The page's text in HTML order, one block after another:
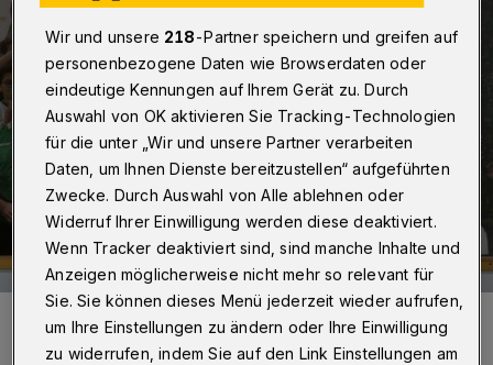
Kann der RSC auch im Europapokal mit seinen Fans jubeln?
Foto: Dirk Freund
Wir und unsere 218-Partner speichern und greifen auf
personenbezogene Daten wie Browserdaten oder
eindeutige Kennungen auf Ihrem Gerät zu. Durch
Auswahl von OK aktivieren Sie Tracking-Technologien
für die unter „Wir und unsere Partner verarbeiten
Daten, um Ihnen Dienste bereitzustellen“ aufgeführten
Zwecke. Durch Auswahl von Alle ablehnen oder
Widerruf Ihrer Einwilligung werden diese deaktiviert.
Wenn Tracker deaktiviert sind, sind manche Inhalte und
Anzeigen möglicherweise nicht mehr so relevant für
Sie. Sie können dieses Menü jederzeit wieder aufrufen,
um Ihre Einstellungen zu ändern oder Ihre Einwilligung
zu widerrufen, indem Sie auf den Link Einstellungen am